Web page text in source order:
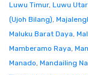
Luwu Timur, Luwu
(Ujoh Bilang),
Maluku Barat Daya,
Mamberamo Raya,
Manado, Mandailing